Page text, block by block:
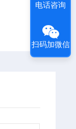
电话咨询
扫码加微信